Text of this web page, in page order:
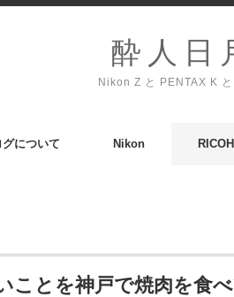
酔人日
Nikon Z と PENTAX K
について Nikon RICOH
ことを神戸で焼肉を食